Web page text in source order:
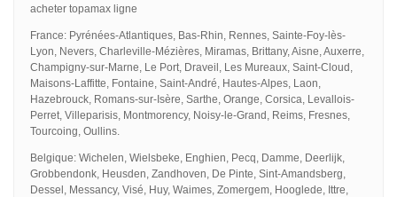
acheter topamax ligne
France: Pyrénées-Atlantiques, Bas-Rhin, Rennes, Sainte-Foy-lès-
Lyon, Nevers, Charleville-Mézières, Miramas, Brittany, Aisne, Auxerre,
Champigny-sur-Marne, Le Port, Draveil, Les Mureaux, Saint-Cloud,
Maisons-Laffitte, Fontaine, Saint-André, Hautes-Alpes, Laon,
Hazebrouck, Romans-sur-Isère, Sarthe, Orange, Corsica, Levallois-
Perret, Villeparisis, Montmorency, Noisy-le-Grand, Reims, Fresnes,
Tourcoing, Oullins.
Belgique: Wichelen, Wielsbeke, Enghien, Pecq, Damme, Deerlijk,
Grobbendonk, Heusden, Zandhoven, De Pinte, Sint-Amandsberg,
Dessel, Messancy, Visé, Huy, Waimes, Zomergem, Hooglede, Ittre,